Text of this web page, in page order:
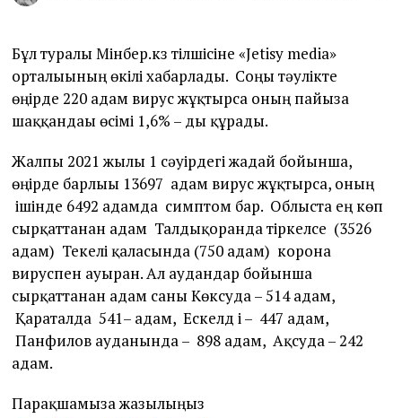
l
1
2
0
Бұл туралы Мінбер.кз тілшісіне «Jetisy media»
орталығының өкілі хабарлады. Соңғы тәулікте
өңірде 220 адам вирус жұқтырса оның пайызға
шаққандағы өсімі 1,6% – ды құрады.
Жалпы 2021 жылғы 1 сәуірдегі жағдай бойынша,
өңірде барлығы 13697 адам вирус жұқтырса, оның
ішінде 6492 адамда симптом бар. Облыста ең көп
сырқаттанған адам Талдықорғанда тіркелсе (3526
адам) Текелі қаласында (750 адам) корона
вируспен ауырған. Ал аудандар бойынша
сырқаттанған адам саны Көксуда – 514 адам,
Қараталда 541– адам, Ескелд і – 447 адам,
Панфилов ауданында – 898 адам, Ақсуда – 242
адам.
Парақшамызға жазылыңыз